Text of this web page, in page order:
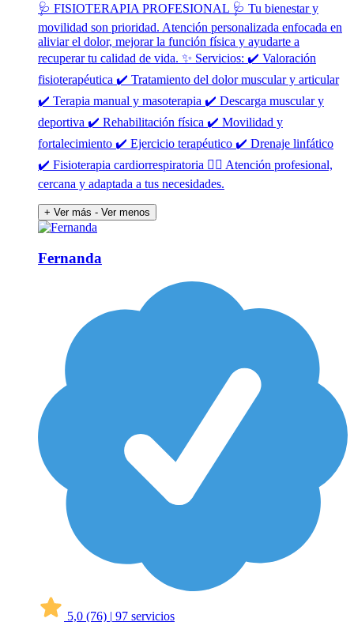
🩺 FISIOTERAPIA PROFESIONAL 🩺 Tu bienestar y
movilidad son prioridad. Atención personalizada enfocada en
aliviar el dolor, mejorar la función física y ayudarte a
recuperar tu calidad de vida. ✨ Servicios: ✔️ Valoración
fisioterapéutica ✔️ Tratamiento del dolor muscular y articular
✔️ Terapia manual y masoterapia ✔️ Descarga muscular y
deportiva ✔️ Rehabilitación física ✔️ Movilidad y
fortalecimiento ✔️ Ejercicio terapéutico ✔️ Drenaje linfático
✔️ Fisioterapia cardiorrespiratoria 👩‍⚕️ Atención profesional,
cercana y adaptada a tus necesidades.
+ Ver más - Ver menos
Fernanda
5,0 (76) | 97 servicios